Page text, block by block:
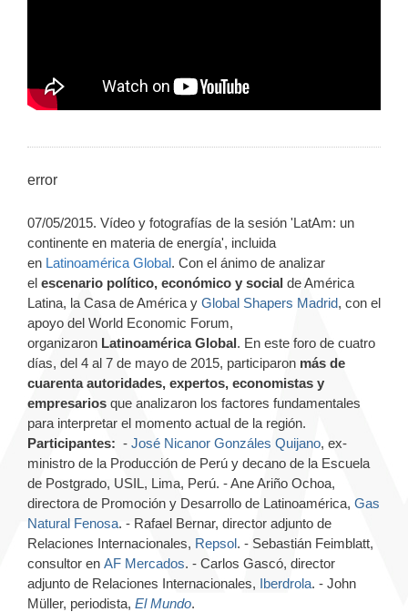
error
07/05/2015. Vídeo y fotografías de la sesión 'LatAm: un
continente en materia de energía', incluida
en Latinoamérica Global. Con el ánimo de analizar
el escenario político, económico y social de América
Latina, la Casa de América y Global Shapers Madrid, con el
apoyo del World Economic Forum,
organizaron Latinoamérica Global. En este foro de cuatro
días, del 4 al 7 de mayo de 2015, participaron más de
cuarenta autoridades, expertos, economistas y
empresarios que analizaron los factores fundamentales
para interpretar el momento actual de la región.
Participantes: - José Nicanor Gonzáles Quijano, ex-
ministro de la Producción de Perú y decano de la Escuela
de Postgrado, USIL, Lima, Perú. - Ane Ariño Ochoa,
directora de Promoción y Desarrollo de Latinoamérica, Gas
Natural Fenosa. - Rafael Bernar, director adjunto de
Relaciones Internacionales, Repsol. - Sebastián Feimblatt,
consultor en AF Mercados. - Carlos Gascó, director
adjunto de Relaciones Internacionales, Iberdrola. - John
Müller, periodista, El Mundo.